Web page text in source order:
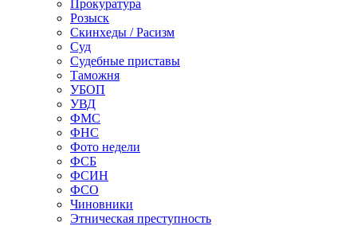
Прокуратура
Розыск
Скинхеды / Расизм
Суд
Судебные приставы
Таможня
УБОП
УВД
ФМС
ФНС
Фото недели
ФСБ
ФСИН
ФСО
Чиновники
Этническая преступность